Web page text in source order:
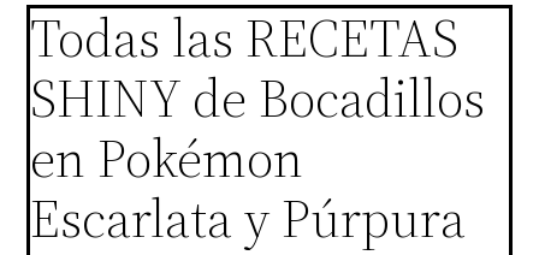
Todas las RECETAS
SHINY de Bocadillos
en Pokémon
Escarlata y Púrpura